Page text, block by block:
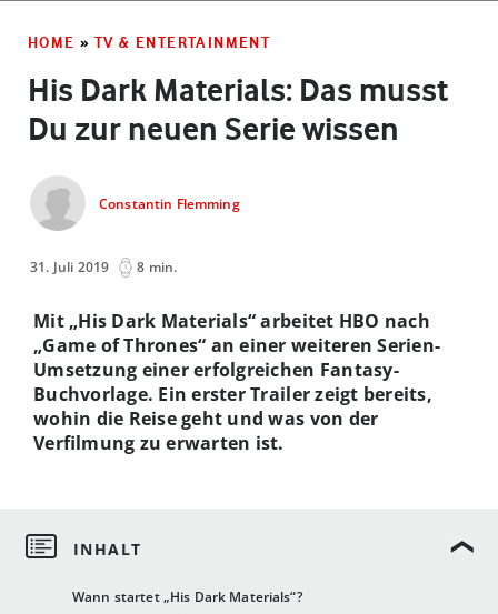
HOME » TV & ENTERTAINMENT
His Dark Materials: Das musst
Du zur neuen Serie wissen
Constantin Flemming
31. Juli 2019 8 min.
Wann startet „His Dark Materials“?
Mit „His Dark Materials“ arbeitet HBO nach
„Game of Thrones“ an einer weiteren Serien-
Umsetzung einer erfolgreichen Fantasy-
Buchvorlage. Ein erster Trailer zeigt bereits,
wohin die Reise geht und was von der
Verfilmung zu erwarten ist.